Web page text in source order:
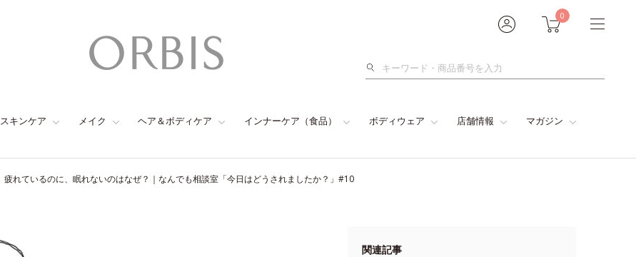
0
検
スキンケア メイク ヘア＆ボディケア インナーケア（食品） ボディウェア 店舗情報 マガジン
疲れているのに、眠れないのはなぜ？｜なんでも相談室「今日はどうされましたか？」#10
関連記事